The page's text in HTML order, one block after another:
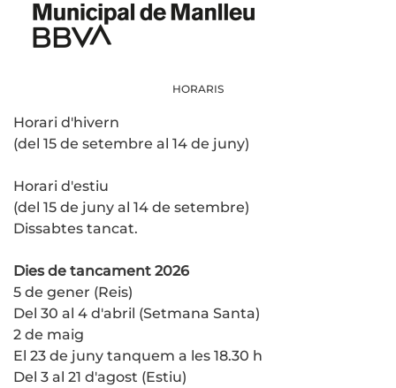
HORARIS
Horari d'hivern
(del 15 de setembre al 14 de juny)
Horari d'estiu
(del 15 de juny al 14 de setembre)
Dissabtes tancat.
Dies de tancament 2026
5 de gener (Reis)
Del 30 al 4 d'abril (Setmana Santa)
2 de maig
El 23 de juny tanquem a les 18.30 h
Del 3 al 21 d'agost (Estiu)